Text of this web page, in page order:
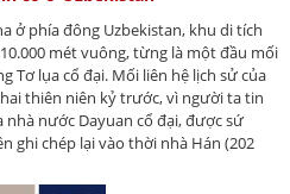
ở phía đông Uzbekistan, khu di tích
mét vuông, từng là một đầu mối
Tơ lụa cổ đại. Mối liên hệ lịch sử của
thiên niên kỷ trước, vì người ta tin
nước Dayuan cổ đại, được sứ
ghi chép lại vào thời nhà Hán (202